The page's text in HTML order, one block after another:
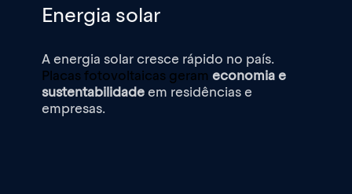
A energia solar cresce rápido no país.
Placas fotovoltaicas gerameconomia e
sustentabilidadeem residências e
empresas.
Energia solar